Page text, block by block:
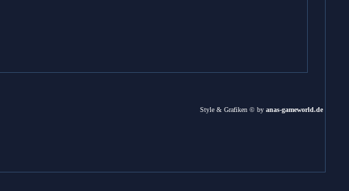
Style & Grafiken © by anas-gameworld.de